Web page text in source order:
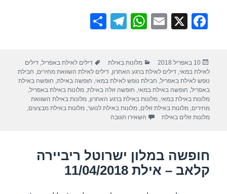
F
e
b
o
o
X
E
W
s
A
p
p
T
gr
a
m
e
פורסם
בתאריך
10 באפריל 2018 קטגוריות
מלונות באילת תגיות
דילים לאילת באפריל,דילים
לאילת במאי,דילים לאילת ברגע האחרון,דילים לאילת השוואת מחירים, חבילת
נופש לאילת באפריל, חבילת נופש לאילת במאי, חופשה באילת, חופשה באילת
באפריל, חופשה באילת במאי, חופשה זולה באילת,מלונות באילת באפריל,
מלונות באילת במאי,מלונות באילת ברגע האחרון,מלונות באילת השוואת
מחירים,מלונות באילת זולים,מלונות באילת לנוער,מלונות באילת מבצעים,
מלונות זולים באילת
השאירו תגובה
חופשה במלון ישרוטל ריביירה
קלאב – אילת 11/04/2018